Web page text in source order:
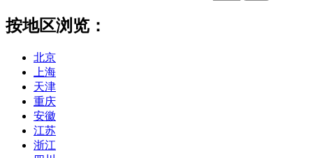
按地区浏览：
北京
上海
天津
重庆
安徽
江苏
浙江